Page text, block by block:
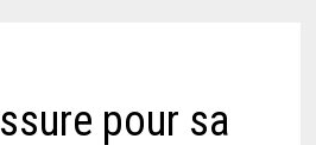
pour sa